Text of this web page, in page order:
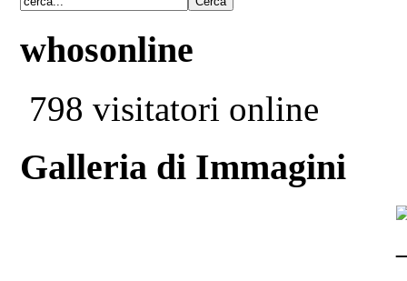
whosonline
798 visitatori online
Galleria di Immagini